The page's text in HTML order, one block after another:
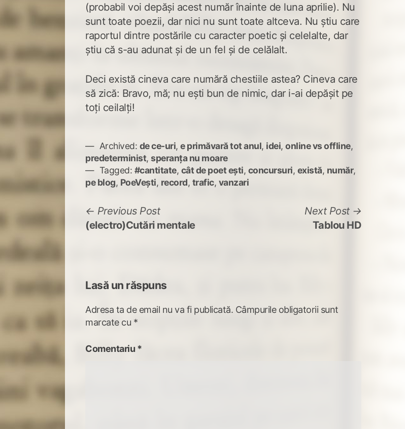
(probabil voi depăși acest număr înainte de luna aprilie). Nu
sunt toate poezii, dar nici nu sunt toate altceva. Nu știu care
raportul dintre postările cu caracter poetic și celelalte, dar
știu că s-au adunat și de un fel și de celălalt.
Deci există cineva care numără chestiile astea? Cineva care
să zică: Bravo, mă; nu ești bun de nimic, dar i-ai depășit pe
toți ceilalți!
Archived: de ce-uri,e primăvară tot anul, idei,online vs offline,
predeterminist,speranța nu moare
Tagged: #cantitate, cât de poet ești, concursuri, există, număr,
pe blog, PoeVești, record, trafic, vanzari
Navigare
în
Previous PostPrevious
post:
(electro)Cutări mentale
Next Post
post:
Tablou HD
Lasă un răspuns
Adresa ta de email nu va fi publicată. Câmpurile obligatorii sunt
marcate cu *
Comentariu *